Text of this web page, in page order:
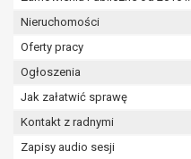
Nieruchomości
Oferty pracy
Ogłoszenia
Jak załatwić sprawę
Kontakt z radnymi
Zapisy audio sesji